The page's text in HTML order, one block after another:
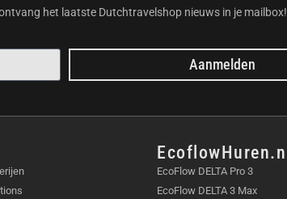
het laatste Dutchtravelshop nieuws in je mailbox!
Aanmelden
EcoflowHuren.nl
EcoFlow DELTA Pro 3
EcoFlow DELTA 3 Max